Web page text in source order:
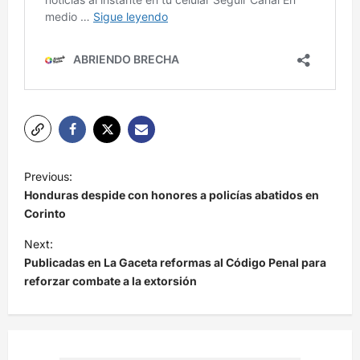
N
a
v
e
g
a
c
Previous:
Honduras despide con honores a policías abatidos en
Corinto
Next:
Publicadas en La Gaceta reformas al Código Penal para
reforzar combate a la extorsión